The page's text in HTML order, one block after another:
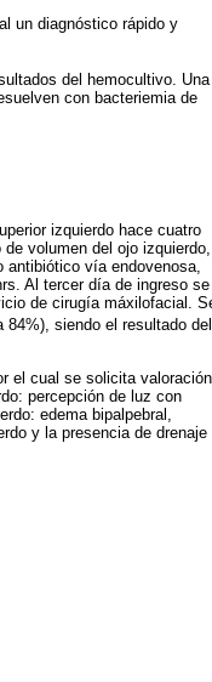
un diagnóstico rápido y
del hemocultivo. Una
con bacteriemia de
izquierdo hace cuatro
volumen del ojo izquierdo,
antibiótico vía endovenosa,
Al tercer día de ingreso se
de cirugía máxilofacial.
siendo el resultado del
el cual se solicita valoración
percepción de luz con
edema bipalpebral,
y la presencia de drenaje